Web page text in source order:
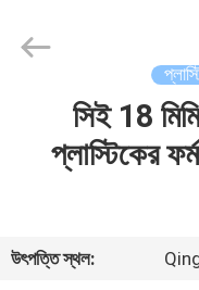
ভিডিও
Ltd..
সিই 18
প্লাস্টিকের
উৎপত্তি স্থল: